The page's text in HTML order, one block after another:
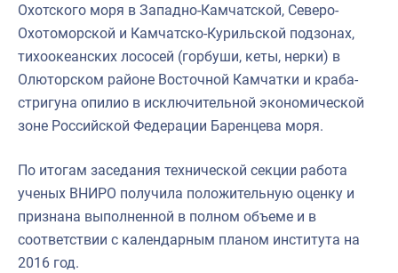
Охотского моря в Западно-Камчатской, Северо-
Охотоморской и Камчатско-Курильской подзонах,
тихоокеанских лососей (горбуши, кеты, нерки) в
Олюторском районе Восточной Камчатки и краба-
стригуна опилио в исключительной экономической
зоне Российской Федерации Баренцева моря.
По итогам заседания технической секции работа
ученых ВНИРО получила положительную оценку и
признана выполненной в полном объеме и в
соответствии с календарным планом института на
2016 год.